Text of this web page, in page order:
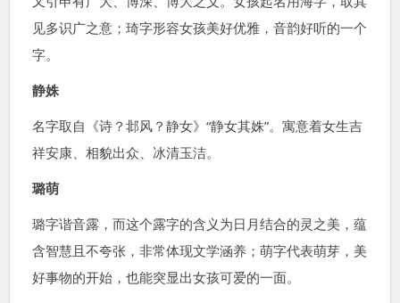
见多识广之意；琦字形容女孩美好优雅，音韵好听的一个
字。
静姝
名字取自《诗？邶风？静女》“静女其姝”。寓意着女生吉
祥安康、相貌出众、冰清玉洁。
璐萌
璐字谐音露，而这个露字的含义为日月结合的灵之美，蕴
含智慧且不夸张，非常体现文学涵养；萌字代表萌芽，美
好事物的开始，也能突显出女孩可爱的一面。